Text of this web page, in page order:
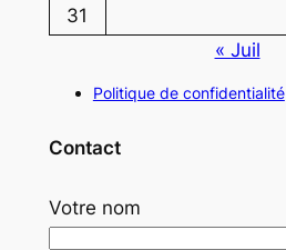
31
« Juil
Politique de confidentialité
Contact
Votre nom